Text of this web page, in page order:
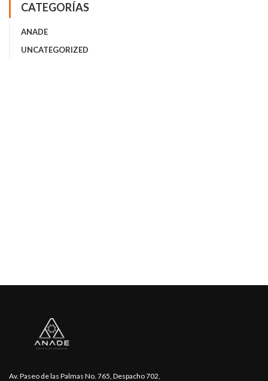
CATEGORÍAS
ANADE
UNCATEGORIZED
Av. Paseo de las Palmas No. 765, Despacho 702,